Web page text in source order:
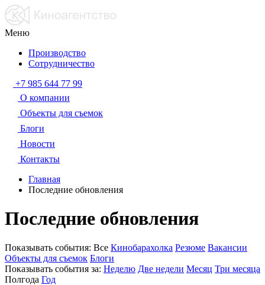
Меню
Производство
Сотрудничество
+7 985 644 77 99
О компании
Объекты для съемок
Блоги
Новости
Контакты
Главная
Последние обновления
Последние обновления
Показывать события: Все Кинобарахолка Резюме Вакансии
Объекты для съемок Блоги
Показывать события за: Неделю Две недели Месяц Три месяца
Полгода Год